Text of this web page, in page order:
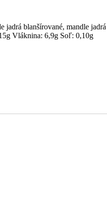
blanšírované, mandle
Vláknina: 6,9g Soľ: 0,10g